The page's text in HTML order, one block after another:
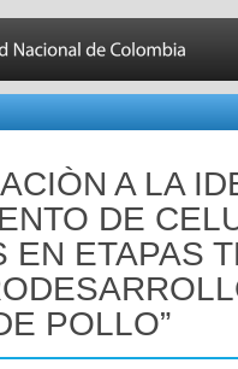
A LA
DE
EN ETAPAS
POLLO”